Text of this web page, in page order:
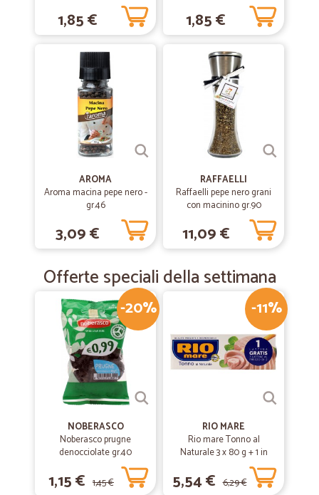
1,85 € 1,85 €
AROMA
Aroma macina pepe nero -
gr.46
3,09 €
RAFFAELLI
Raffaelli pepe nero grani
con macinino gr.90
11,09 €
Offerte speciali della settimana
-20%
NOBERASCO
Noberasco prugne
denocciolate gr.40
1,15 € 1,45 €
-11%
RIO MARE
Rio mare Tonno al
Naturale 3 x 80 g + 1 in
5,54 € 6,29 €